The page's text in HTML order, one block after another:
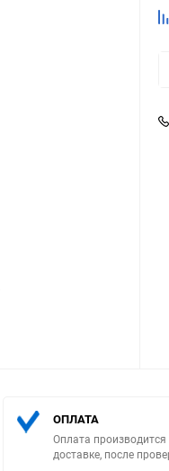
ОПЛАТА
Оплата
доставке, после